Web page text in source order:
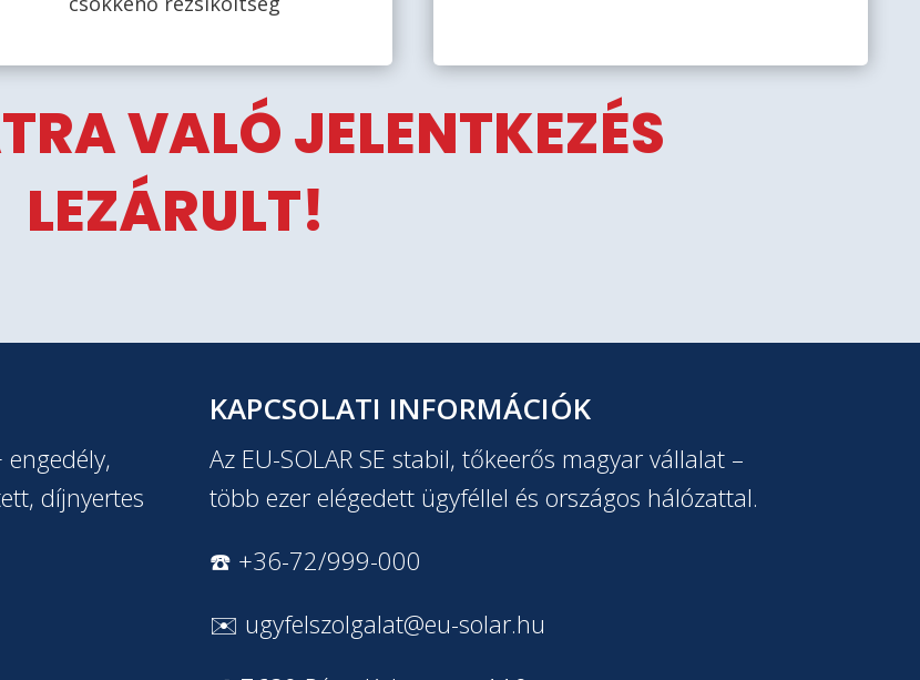
VALÓ JELENTKEZÉS
LEZÁRULT!
díjnyertes
KAPCSOLATI INFORMÁCIÓK
Az EU-SOLAR SE stabil, tőkeerős magyar vállalat –
több ezer elégedett ügyféllel és országos hálózattal.
☎️ +36-72/999-000
✉️ ugyfelszolgalat@eu-solar.hu